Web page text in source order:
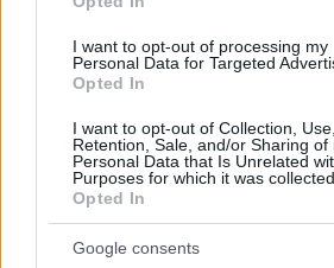
I want to opt-out of processing my
Personal Data for Targeted
Opted In
I want to opt-out of Collection, Use,
Retention, Sale, and/or Sharing of
Personal Data that Is Unrelated
Purposes for which it was collected.
Opted In
Google consents
ΤΙΤΛΟΣ ΟΞΥΓΟΝΟ
ΤΙΤΛΟΣ
ΥΠΗΡΕΣΙΕΣ
ΣΥΝΤΗΡΗΣΗΣ